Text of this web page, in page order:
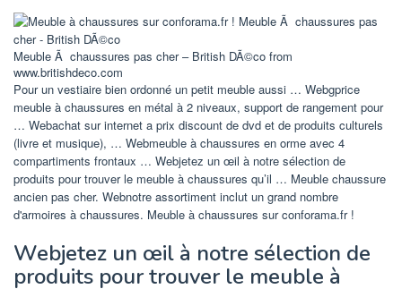
Meuble Ã chaussures pas cher – British DÃ©co from
www.britishdeco.com
Pour un vestiaire bien ordonné un petit meuble aussi … Webgprice
meuble à chaussures en métal à 2 niveaux, support de rangement pour
… Webachat sur internet a prix discount de dvd et de produits culturels
(livre et musique), … Webmeuble à chaussures en orme avec 4
compartiments frontaux … Webjetez un œil à notre sélection de
produits pour trouver le meuble à chaussures qu’il … Meuble chaussure
ancien pas cher. Webnotre assortiment inclut un grand nombre
d'armoires à chaussures. Meuble à chaussures sur conforama.fr !
Webjetez un œil à notre sélection de
produits pour trouver le meuble à